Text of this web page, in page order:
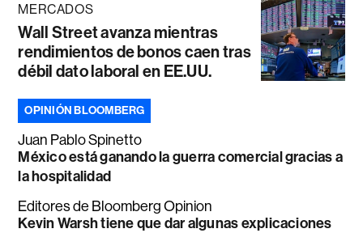
MERCADOS
Wall Street avanza mientras
rendimientos de bonos caen tras
débil dato laboral en EE.UU.
OPINIÓN BLOOMBERG
Juan Pablo Spinetto
México está ganando la guerra comercial gracias a
la hospitalidad
Editores de Bloomberg Opinion
Kevin Warsh tiene que dar algunas explicaciones